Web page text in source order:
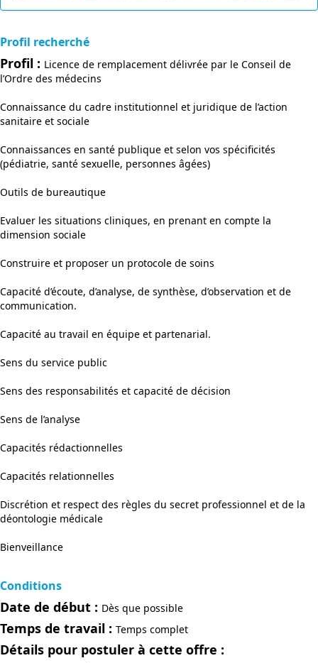
Profil recherché
Profil : Licence de remplacement délivrée par le Conseil de
l’Ordre des médecins
Connaissance du cadre institutionnel et juridique de l’action
sanitaire et sociale
Connaissances en santé publique et selon vos spécificités
(pédiatrie, santé sexuelle, personnes âgées)
Outils de bureautique
Evaluer les situations cliniques, en prenant en compte la
dimension sociale
Construire et proposer un protocole de soins
Capacité d’écoute, d’analyse, de synthèse, d’observation et de
communication.
Capacité au travail en équipe et partenarial.
Sens du service public
Sens des responsabilités et capacité de décision
Sens de l’analyse
Capacités rédactionnelles
Capacités relationnelles
Discrétion et respect des règles du secret professionnel et de la
déontologie médicale
Bienveillance
Conditions
Date de début : Dès que possible
Temps de travail : Temps complet
Détails pour postuler à cette offre :